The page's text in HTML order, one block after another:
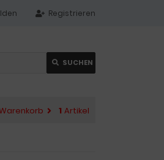
Registrieren
SUCHEN
1 Artikel